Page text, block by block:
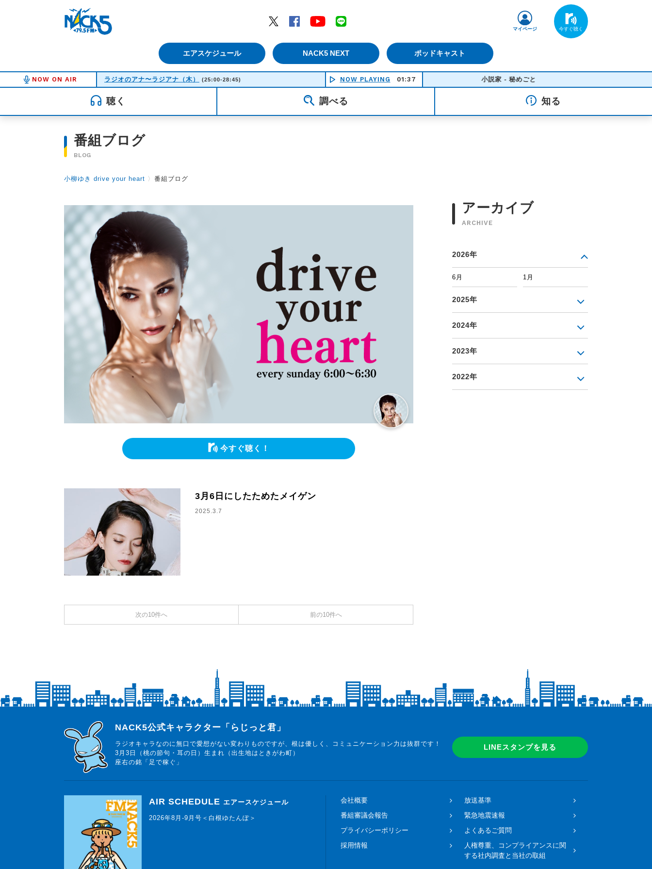
Twitter
Facebook YouTube
エアスケジュール NACK5 NEXT ポッドキャスト
マイページ
NOW ON AIR ラジオのアナ〜ラジアナ（木） (25:00-28:45) NOW PLAYING 01:37 小説家 - 秘めごと
聴く 調べる 知る
番組ブログ
BLOG
小柳ゆき drive your heart 〉 番組ブログ
今すぐ聴く！
3月6日にしたためたメイゲン
2025.3.7
次の10件へ 前の10件へ
アーカイブ
ARCHIVE
2026年
6月 1月
2025年
2024年
2023年
2022年
らじっと君
NACK5公式キャラクター「らじっと君」
ラジオキャラなのに無口で愛想がない変わりものですが、根は優しく、コミュニケーション力は抜群です！
3月3日（桃の節句・耳の日）生まれ（出生地はときがわ町）
座右の銘「足で稼ぐ」
LINEスタンプを見る
AIR SCHEDULE エアースケジュール
2026年8月-9月号＜白根ゆたんぽ＞
会社概要
放送基準
番組審議会報告
緊急地震速報
プライバシーポリシー
よくあるご質問
採用情報
人権尊重、コンプライアンスに関
する社内調査と当社の取組